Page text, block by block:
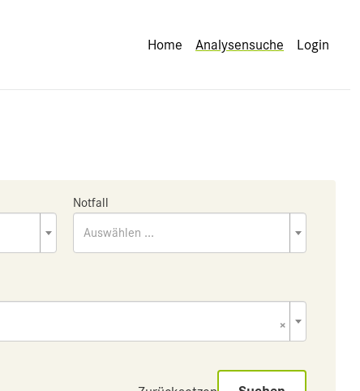
Home Analysensuche Login
Notfall
Auswählen ...
×